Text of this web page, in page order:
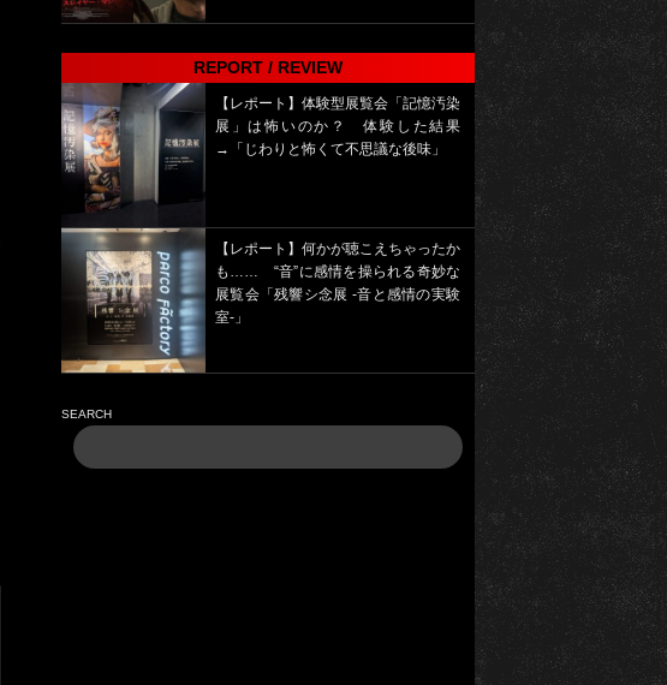
REPORT / REVIEW
【レポート】体験型展覧会「記憶汚染
展」は怖いのか？ 体験した結果
→「じわりと怖くて不思議な後味」
【レポート】何かが聴こえちゃったか
も…… “音”に感情を操られる奇妙な
展覧会「残響シ念展 -⾳と感情の実験
室-」
SEARCH